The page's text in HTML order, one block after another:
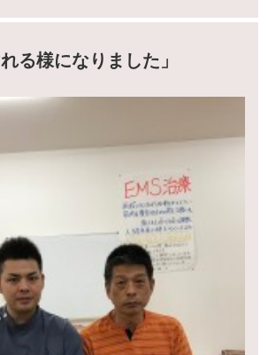
る様になりました」